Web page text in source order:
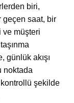
biri,
geçen saat, bir
ve müşteri
günlük akışı
noktada
şekilde